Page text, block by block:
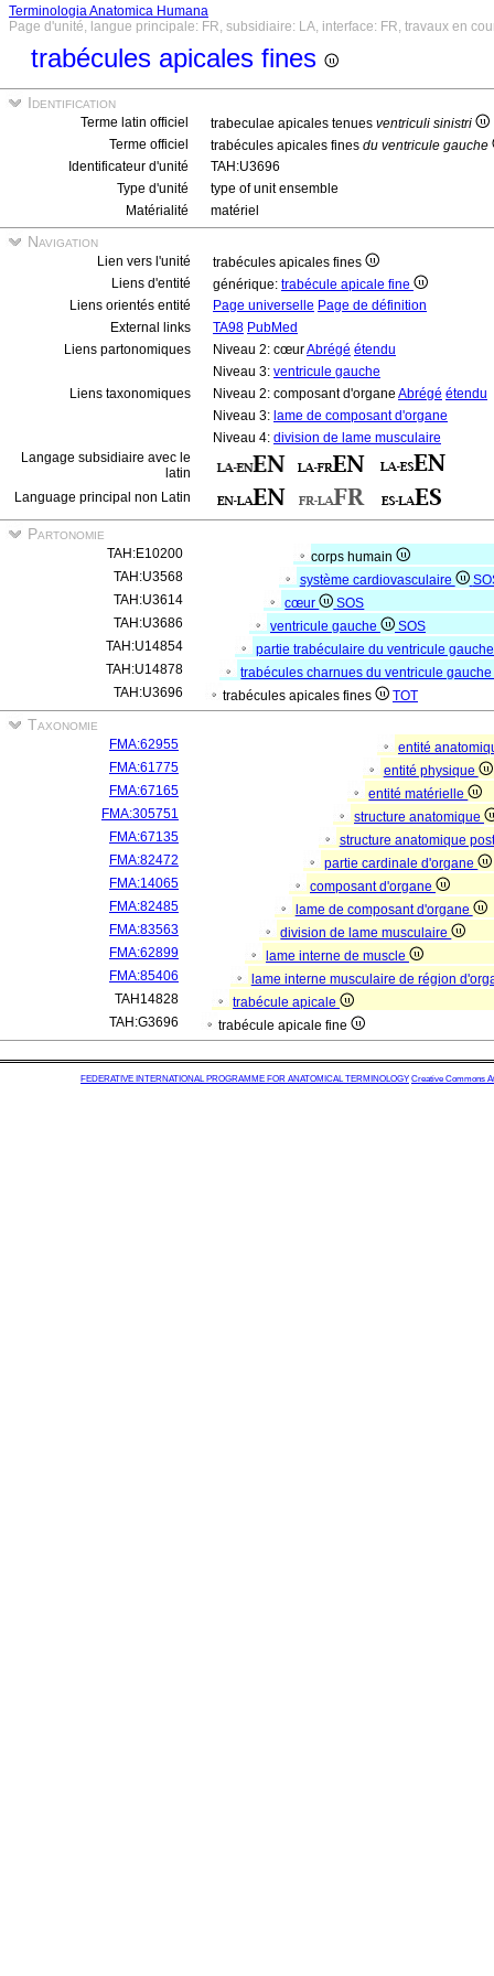
Terminologia Anatomica Humana
Page d'unité, langue principale: FR, subsidiaire: LA, interface: FR, travaux en
trabécules apicales fines
Identification
Terme latin officiel trabeculae apicales tenues ventriculi sinistri
Terme officiel
trabécules apicales fines du ventricule gauche
Identificateur d'unité
TAH:U3696
Type d'unité
type of unit ensemble
Matérialité
matériel
Navigation
Lien vers l'unité
trabécules apicales fines
Liens d'entité
générique: trabécule apicale fine
Liens orientés entité
Page universelle Page de définition
External links
TA98 PubMed
Liens partonomiques
Niveau 2: cœurAbrégé étendu
Niveau 3: ventricule gauche
Liens taxonomiques
Niveau 2: composant d'organe Abrégé étendu
Niveau 3: lame de composant d'organe
Niveau 4: division de lame musculaire
Langage subsidiaire avec le
latin
Language principal non Latin
Partonomie
TAH:E10200
corps humain
TAH:U3568
système cardiovasculaire
TAH:U3614
cœur
SOS
TAH:U3686
ventricule gauche
SOS
TAH:U14854
partie trabéculaire du ventricule
TAH:U14878
trabécules charnues du ventricule
TAH:U3696
trabécules apicales fines TOT
Taxonomie
FMA:62955
entité
FMA:61775
entité physique
FMA:67165
entité matérielle
FMA:305751
structure anatomique
FMA:67135
structure anatomique
FMA:82472
partie cardinale d'organe
FMA:14065
composant d'organe
FMA:82485
lame de composant d'organe
FMA:83563
division de lame musculaire
FMA:62899
lame interne de muscle
FMA:85406
lame interne musculaire de région
TAH14828
trabécule apicale
TAH:G3696
trabécule apicale fine
FEDERATIVE INTERNATIONAL PROGRAMME FOR ANATOMICAL TERMINOLOGY Creative Commons